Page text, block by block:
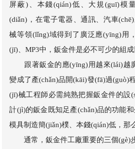
屏蔽)、本錢(qián)低、大規(guī)模
(diǎn)，在電子電器、通訊、汽車
械等領(lǐng)域得到了廣泛應(yīng)用
(jī)、MP3中，鈑金件是必不可少的組成
跟著鈑金的應(yīng)用越來(lái)越
變成了產(chǎn)品開(kāi)發(fā)過(guò)
(jī)械工程師必需純熟把握鈑金件的設
計(jì)的鈑金既知足產(chǎn)品的功能
模具制造簡(jiǎn)樸、本錢(qián)低，那
通常，鈑金件工廠重要的三個(gè)步